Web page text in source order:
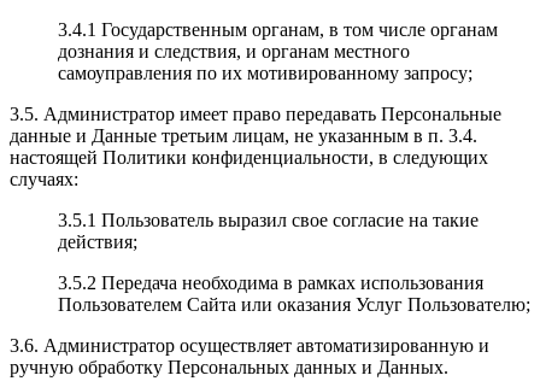
3.4.1 Государственным органам, в том числе органам
дознания и следствия, и органам местного
самоуправления по их мотивированному запросу;
3.5. Администратор имеет право передавать Персональные
данные и Данные третьим лицам, не указанным в п. 3.4.
настоящей Политики конфиденциальности, в следующих
случаях:
3.5.1 Пользователь выразил свое согласие на такие
действия;
3.5.2 Передача необходима в рамках использования
Пользователем Сайта или оказания Услуг Пользователю;
3.6. Администратор осуществляет автоматизированную и
ручную обработку Персональных данных и Данных.